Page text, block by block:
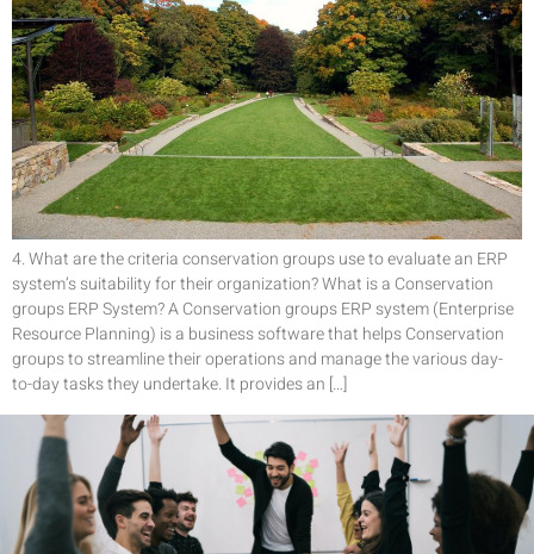
4. What are the criteria conservation groups use to evaluate an ERP
system’s suitability for their organization? What is a Conservation
groups ERP System? A Conservation groups ERP system (Enterprise
Resource Planning) is a business software that helps Conservation
groups to streamline their operations and manage the various day-
to-day tasks they undertake. It provides an […]